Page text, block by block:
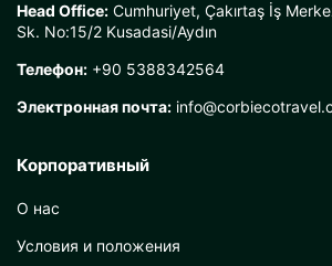
Head Office: Cumhuriyet, Çakırtaş İş
Sk. No:15/2 Kusadasi/Aydın
Телефон: +90 5388342564
Электронная почта:
Корпоративный
О нас
Условия и положения